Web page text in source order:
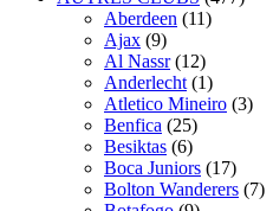
Aberdeen (11)
Ajax (9)
Al Nassr (12)
Anderlecht (1)
Atletico Mineiro (3)
Benfica (25)
Besiktas (6)
Boca Juniors (17)
Bolton Wanderers (7)